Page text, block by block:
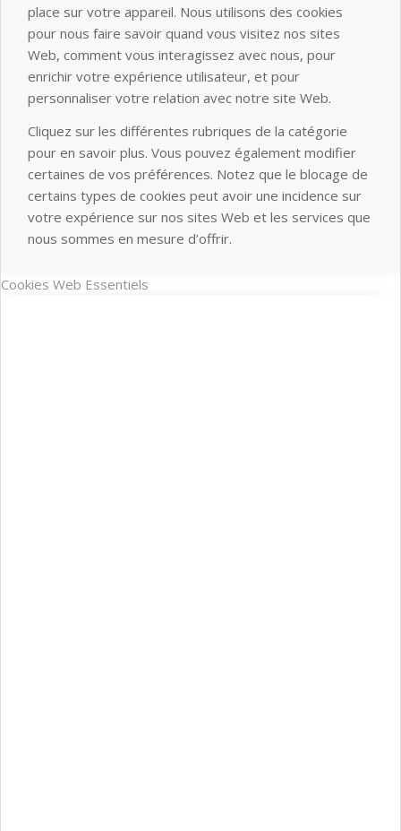
place sur votre appareil. Nous utilisons des cookies
pour nous faire savoir quand vous visitez nos sites
Web, comment vous interagissez avec nous, pour
enrichir votre expérience utilisateur, et pour
personnaliser votre relation avec notre site Web.
Cliquez sur les différentes rubriques de la catégorie
pour en savoir plus. Vous pouvez également modifier
certaines de vos préférences. Notez que le blocage de
certains types de cookies peut avoir une incidence sur
votre expérience sur nos sites Web et les services que
nous sommes en mesure d’offrir.
Cookies Web Essentiels